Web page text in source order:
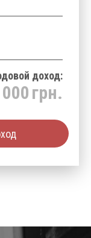
доход:
грн.